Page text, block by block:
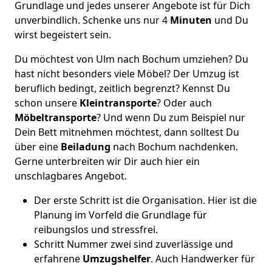
Grundlage und jedes unserer Angebote ist für Dich
unverbindlich. Schenke uns nur 4 Minuten und Du
wirst begeistert sein.
Du möchtest von Ulm nach Bochum umziehen? Du
hast nicht besonders viele Möbel? Der Umzug ist
beruflich bedingt, zeitlich begrenzt? Kennst Du
schon unsere Kleintransporte? Oder auch
Möbeltransporte? Und wenn Du zum Beispiel nur
Dein Bett mitnehmen möchtest, dann solltest Du
über eine Beiladung nach Bochum nachdenken.
Gerne unterbreiten wir Dir auch hier ein
unschlagbares Angebot.
Der erste Schritt ist die Organisation. Hier ist die
Planung im Vorfeld die Grundlage für
reibungslos und stressfrei.
Schritt Nummer zwei sind zuverlässige und
erfahrene Umzugshelfer. Auch Handwerker für